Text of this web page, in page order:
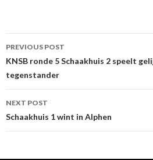
Post
navigation
PREVIOUS POST
KNSB ronde 5 Schaakhuis 2 speelt
tegenstander
NEXT POST
Schaakhuis 1 wint in Alphen